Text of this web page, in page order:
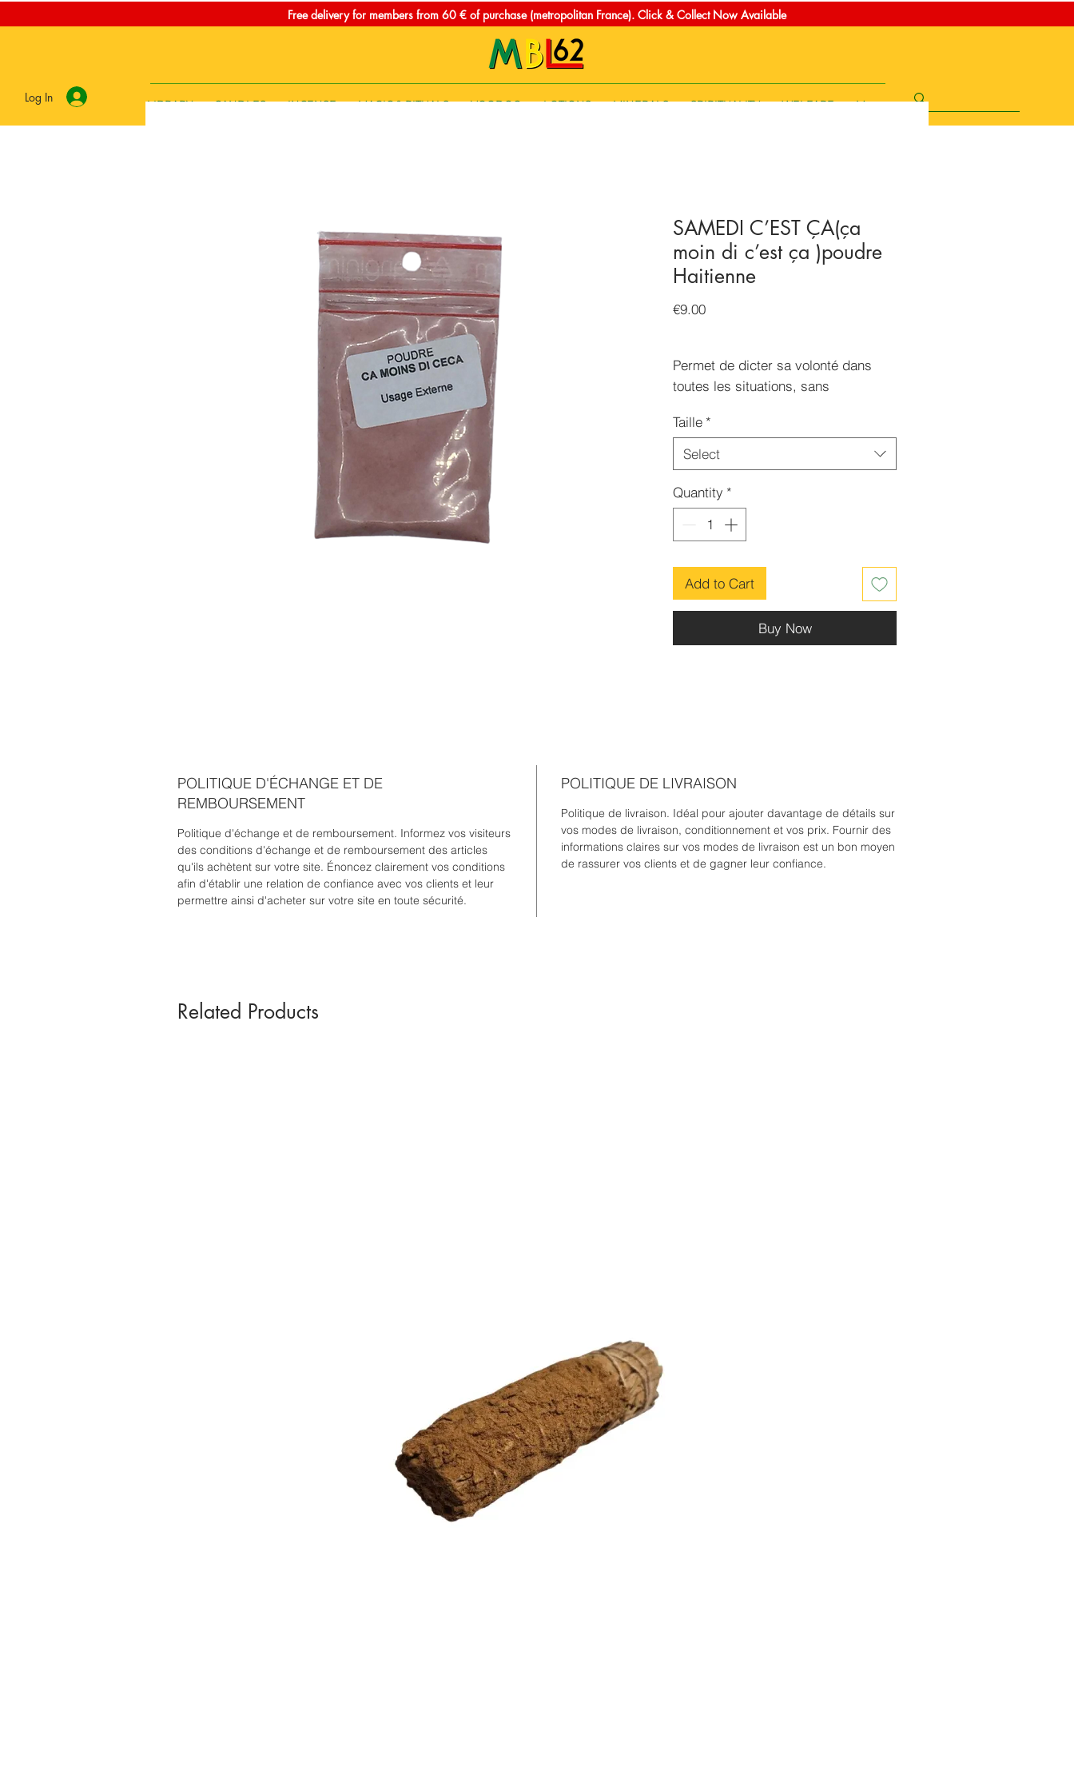
Free delivery for members from 60 € of purchase (metropolitan France). Click & Collect Now Available
Log In LIBRARY CANDLES INCENSE MAGIC & RITUALS VOODOO LOTIONS MINERALS SPIRITUALITY WELFARE More
SAMEDI C’EST ÇA(ça
moin di c’est ça )poudre
Haitienne
€9.00Price
Permet de dicter sa volonté dans
toutes les situations, sans
Taille *
Select
Quantity *
Add to Cart
Buy Now
POLITIQUE D'ÉCHANGE ET DE
REMBOURSEMENT
Politique d'échange et de remboursement. Informez vos visiteurs
des conditions d'échange et de remboursement des articles
qu'ils achètent sur votre site. Énoncez clairement vos conditions
afin d'établir une relation de confiance avec vos clients et leur
permettre ainsi d'acheter sur votre site en toute sécurité.
POLITIQUE DE LIVRAISON
Politique de livraison. Idéal pour ajouter davantage de détails sur
vos modes de livraison, conditionnement et vos prix. Fournir des
informations claires sur vos modes de livraison est un bon moyen
de rassurer vos clients et de gagner leur confiance.
Related Products